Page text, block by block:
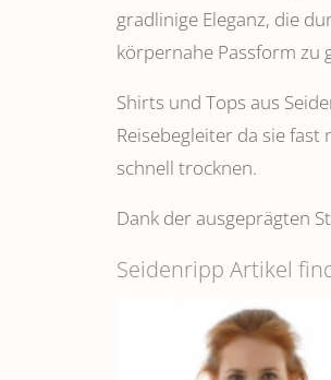
gradlinige Eleganz, die
körpernahe Passform zu
Shirts und Tops aus
Reisebegleiter da sie
schnell trocknen.
Dank der ausgeprägten
Seidenripp Artikel